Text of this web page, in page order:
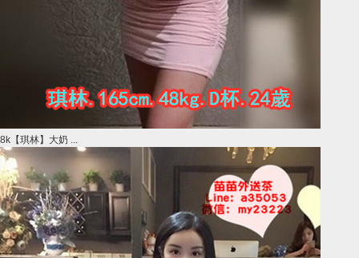
8k【琪林】大奶 ...